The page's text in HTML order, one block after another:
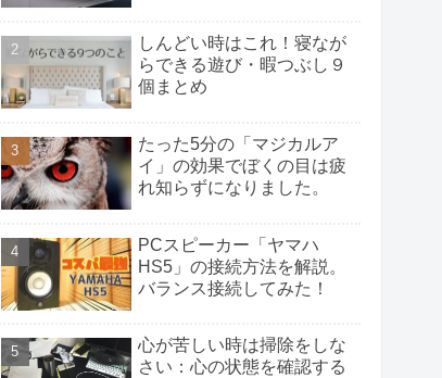
しんどい時はこれ！寝なが
らできる遊び・暇つぶし９
個まとめ
たった5分の「マジカルア
イ」の効果でぼくの目は疲
れ知らずになりました。
PCスピーカー「ヤマハ
HS5」の接続方法を解説。
バランス接続してみた！
心が苦しい時は掃除をしな
さい：心の状態を確認する